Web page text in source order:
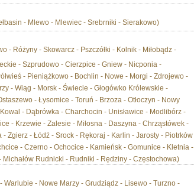
- Mlewo - Mlewiec - Srebrniki - Sierakowo)
- Różyny - Skowarcz - Pszczółki - Kolnik - Miłobądz -
- Szprudowo - Cierzpice - Gniew - Nicponia -
- Pieniążkowo - Bochlin - Nowe - Morgi - Zdrojewo -
- Wiąg - Morsk - Świecie - Głogówko Królewskie -
- Łysomice - Toruń - Brzoza - Otłoczyn - Nowy
- Dąbrówka - Charchocin - Unisławice - Modlibórz -
- Krzewie - Zalesie - Miłosna - Daszyna - Chrząstówek -
Zgierz - Łódź - Srock - Rękoraj - Karlin - Jarosty - Piotrków
- Czerno - Ochocice - Kamieńsk - Gomunice - Kletnia -
Rudnicki - Rudniki - Rędziny - Częstochowa)
- Nowe Marzy - Grudziądz - Lisewo - Turzno -